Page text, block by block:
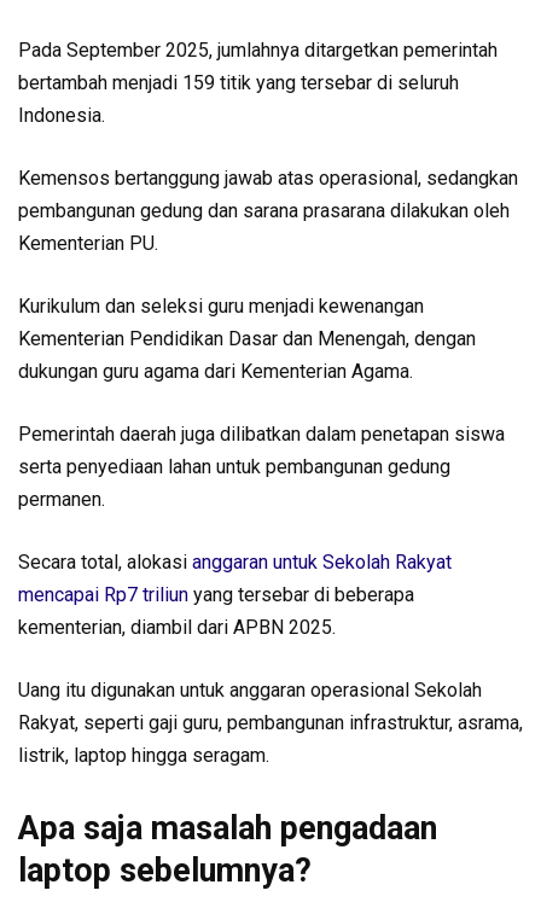
Pada September 2025, jumlahnya ditargetkan pemerintah
bertambah menjadi 159 titik yang tersebar di seluruh
Indonesia.
Kemensos bertanggung jawab atas operasional, sedangkan
pembangunan gedung dan sarana prasarana dilakukan oleh
Kementerian PU.
Kurikulum dan seleksi guru menjadi kewenangan
Kementerian Pendidikan Dasar dan Menengah, dengan
dukungan guru agama dari Kementerian Agama.
Pemerintah daerah juga dilibatkan dalam penetapan siswa
serta penyediaan lahan untuk pembangunan gedung
permanen.
Secara total, alokasi anggaran untuk Sekolah Rakyat
mencapai Rp7 triliun yang tersebar di beberapa
kementerian, diambil dari APBN 2025.
Uang itu digunakan untuk anggaran operasional Sekolah
Rakyat, seperti gaji guru, pembangunan infrastruktur, asrama,
listrik, laptop hingga seragam.
Apa saja masalah pengadaan
laptop sebelumnya?